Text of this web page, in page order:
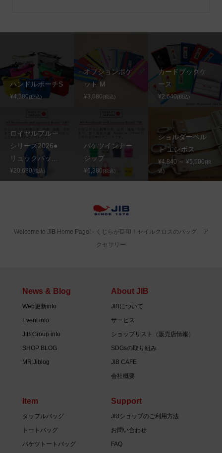
ハンドルポーチS
¥4,180(税込)
オプションポケ
ット M
¥3,080(税込)
カードブックケ
ース
¥2,640(税込)
ロイヤルブルー
シリーズ2026●
リュックバッ...
¥20,680(税込)
バケツインナー
ジップ
¥6,380(税込)
ショルダーベル
ト エンボス
¥4,840 ～ ¥5,500(税
込)
Welcome to JIB Home Page! ‐ くじらが目印！セイルクロスのバッグ、ア
クセサリー
News & Blog
Web更新info
Event info
JIB Group info
SHOP BLOG
MR.Jiblog
About JIB
JIBについて
サービス
ショップリスト（販売店情報）
SDGsの取り組み
JIB CAFE
会社概要
Item
ダッフルバッグ
トートバッグ
バケツトートバッグ
Support
JIBショップのご利用方法
お問い合わせ
FAQ